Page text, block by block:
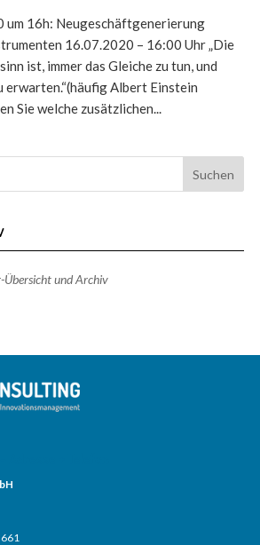
um 16h: Neugeschäftgenerierung
16.07.2020 – 16:00 Uhr „Die
ist, immer das Gleiche zu tun, und
erwarten.“(häufig Albert Einstein
Sie welche zusätzlichen...
und Archiv